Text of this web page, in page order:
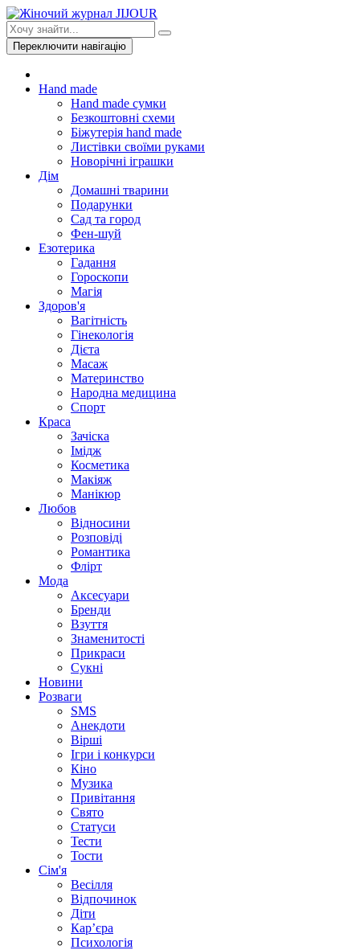
Переключити навігацію
Hand made
Hand made сумки
Безкоштовні схеми
Біжутерія hand made
Листівки своїми руками
Новорічні іграшки
Дім
Домашні тварини
Подарунки
Сад та город
Фен-шуй
Езотерика
Гадання
Гороскопи
Магія
Здоров'я
Вагітність
Гінекологія
Дієта
Масаж
Материнство
Народна медицина
Спорт
Краса
Зачіска
Імідж
Косметика
Макіяж
Манікюр
Любов
Відносини
Розповіді
Романтика
Флірт
Мода
Аксесуари
Бренди
Взуття
Знаменитості
Прикраси
Сукні
Новини
Розваги
SMS
Анекдоти
Вірші
Ігри і конкурси
Кіно
Музика
Привітання
Свято
Статуси
Тести
Тости
Сім'я
Весілля
Відпочинок
Діти
Кар’єра
Психологія